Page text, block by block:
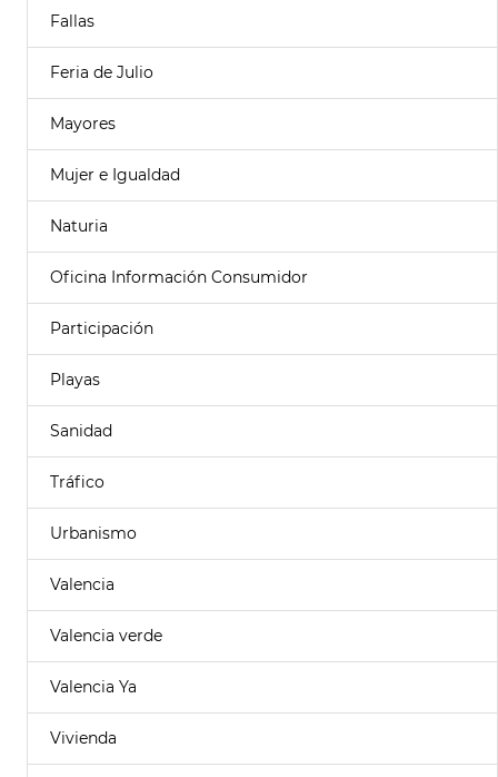
Fallas
Feria de Julio
Mayores
Mujer e Igualdad
Naturia
Oficina Información Consumidor
Participación
Playas
Sanidad
Tráfico
Urbanismo
Valencia
Valencia verde
Valencia Ya
Vivienda